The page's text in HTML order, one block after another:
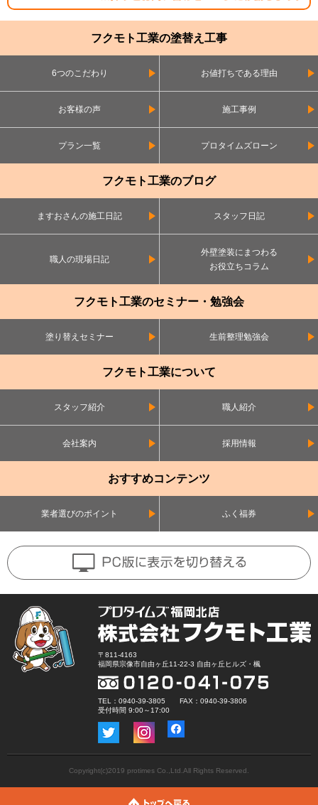
フクモト工業の塗替え工事
6つのこだわり お値打ちである理由
お客様の声 施工事例
プラン一覧 プロタイムズローン
フクモト工業のブログ
ますおさんの施工日記 スタッフ日記
職人の現場日記
外壁塗装にまつわる
お役立ちコラム
フクモト工業のセミナー・勉強会
塗り替えセミナー 生前整理勉強会
フクモト工業について
スタッフ紹介 職人紹介
会社案内 採用情報
おすすめコンテンツ
業者選びのポイント ふく福券
〒811-4163
福岡県宗像市自由ヶ丘11-22-3 自由ヶ丘ヒルズ・楓
TEL：0940-39-3805 FAX：0940-39-3806
受付時間 9:00～17:00
Copyright(c)2019 protimes Co.,Ltd.All Rights Reserved.